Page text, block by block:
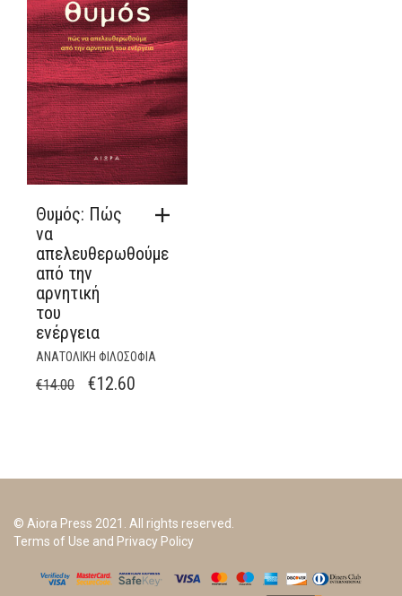
Θυμός: Πώς
να
απελευθερωθούμε
από την
αρνητική
του
ενέργεια
ΑΝΑΤΟΛΙΚΗ ΦΙΛΟΣΟΦΙΑ
€14.00
ORIGINAL
€12.60
© Aiora Press 2021. All rights reserved.
Terms of Use and Privacy Policy